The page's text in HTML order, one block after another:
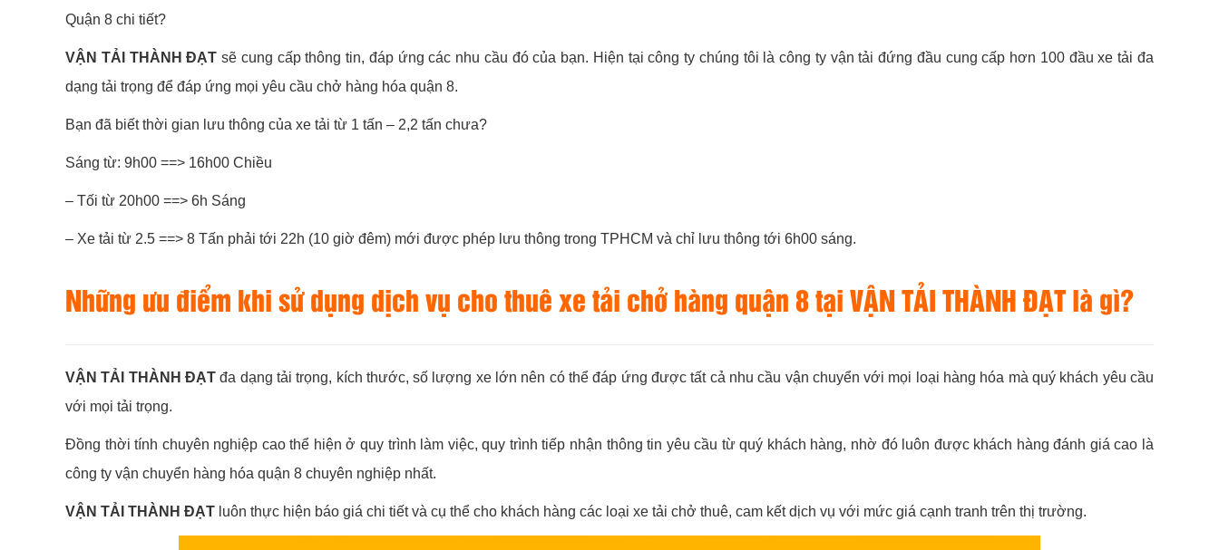
Quận 8 chi tiết?
VẬN TẢI THÀNH ĐẠT sẽ cung cấp thông tin, đáp ứng các nhu cầu đó của bạn. Hiện tại công ty chúng tôi là công ty vận tải đứng đầu cung cấp hơn 100 đầu xe tải đa
dạng tải trọng để đáp ứng mọi yêu cầu chở hàng hóa quận 8.
Bạn đã biết thời gian lưu thông của xe tải từ 1 tấn – 2,2 tấn chưa?
Sáng từ: 9h00 ==> 16h00 Chiều
– Tối từ 20h00 ==> 6h Sáng
– Xe tải từ 2.5 ==> 8 Tấn phải tới 22h (10 giờ đêm) mới được phép lưu thông trong TPHCM và chỉ lưu thông tới 6h00 sáng.
Những ưu điểm khi sử dụng dịch vụ cho thuê xe tải chở hàng quận 8 tại VẬN TẢI THÀNH ĐẠT là gì?
VẬN TẢI THÀNH ĐẠTđa dạng tải trọng, kích thước, số lượng xe lớn nên có thể đáp ứng được tất cả nhu cầu vận chuyển với mọi loại hàng hóa mà quý khách yêu cầu
với mọi tải trọng.
Đồng thời tính chuyên nghiệp cao thể hiện ở quy trình làm việc, quy trình tiếp nhận thông tin yêu cầu từ quý khách hàng, nhờ đó luôn được khách hàng đánh giá cao là
công ty vận chuyển hàng hóa quận 8 chuyên nghiệp nhất.
VẬN TẢI THÀNH ĐẠT luôn thực hiện báo giá chi tiết và cụ thể cho khách hàng các loại xe tải chở thuê, cam kết dịch vụ với mức giá cạnh tranh trên thị trường.